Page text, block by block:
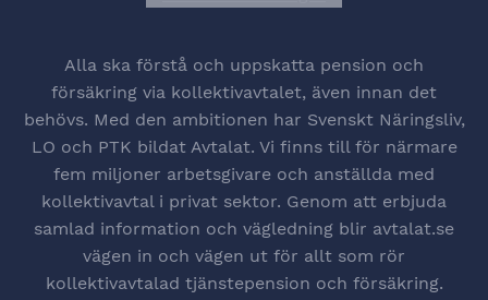
Alla ska förstå och uppskatta pension och
försäkring via kollektivavtalet, även innan det
behövs. Med den ambitionen har Svenskt Näringsliv,
LO och PTK bildat Avtalat. Vi finns till för närmare
fem miljoner arbetsgivare och anställda med
kollektivavtal i privat sektor. Genom att erbjuda
samlad information och vägledning blir avtalat.se
vägen in och vägen ut för allt som rör
kollektivavtalad tjänstepension och försäkring.